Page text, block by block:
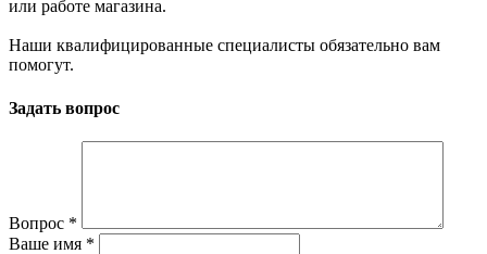
или работе магазина.
Наши квалифицированные специалисты обязательно вам
помогут.
Задать вопрос
Вопрос *
Ваше имя *